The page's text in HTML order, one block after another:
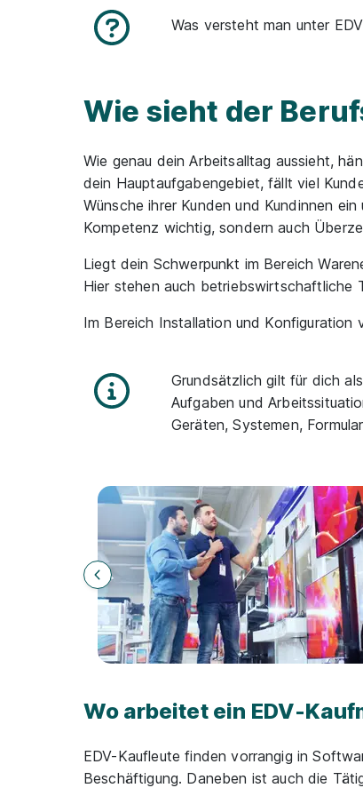
Was versteht man unter
Wie sieht der
Wie genau dein Arbeitsalltag aussieht,
dein Hauptaufgabengebiet, fällt viel
Wünsche ihrer Kunden und Kundinnen
Kompetenz wichtig, sondern auch
Liegt dein Schwerpunkt im Bereich
Hier stehen auch betriebswirtschaftliche
Im Bereich Installation und Konfiguration
Grundsätzlich gilt für dich
Aufgaben und
Geräten, Systemen,
Wo arbeitet ein EDV-
EDV-Kaufleute finden vorrangig in
Beschäftigung. Daneben ist auch die